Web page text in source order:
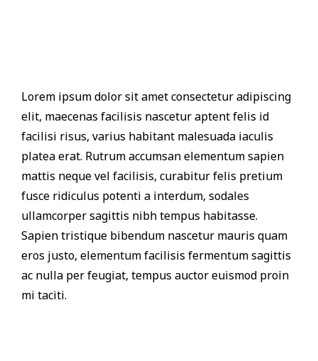
Lorem ipsum dolor sit amet consectetur adipiscing
elit, maecenas facilisis nascetur aptent felis id
facilisi risus, varius habitant malesuada iaculis
platea erat. Rutrum accumsan elementum sapien
mattis neque vel facilisis, curabitur felis pretium
fusce ridiculus potenti a interdum, sodales
ullamcorper sagittis nibh tempus habitasse.
Sapien tristique bibendum nascetur mauris quam
eros justo, elementum facilisis fermentum sagittis
ac nulla per feugiat, tempus auctor euismod proin
mi taciti.